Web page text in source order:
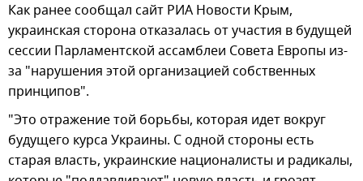
Как ранее сообщал сайт РИА Новости Крым,
украинская сторона отказалась от участия в будущей
сессии Парламентской ассамблеи Совета Европы из-
за "нарушения этой организацией собственных
принципов".
"Это отражение той борьбы, которая идет вокруг
будущего курса Украины. С одной стороны есть
старая власть, украинские националисты и радикалы,